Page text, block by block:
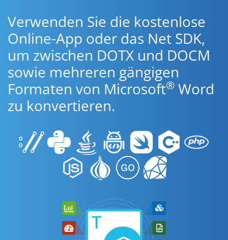
Verwenden Sie die kostenlose
Online-App oder das Net SDK,
um zwischen DOTX und DOCM
sowie mehreren gängigen
Formaten von Microsoft® Word
zu konvertieren.